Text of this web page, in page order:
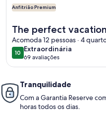
Anfitrião Premium
The perfect
spectacular
Acomoda 12 pessoas · 4
1010 de 10
Extraordinária
extraordinária
69 avaliações
(69
Tranquilidade
Com a Garantia Reserve
horas todos os dias.